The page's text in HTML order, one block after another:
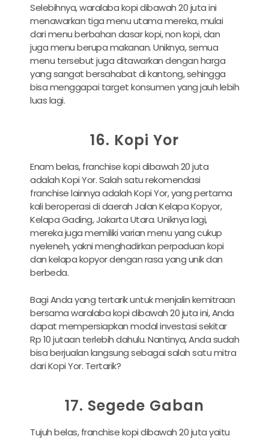
Selebihnya, waralaba kopi dibawah 20 juta ini
menawarkan tiga menu utama mereka, mulai
dari menu berbahan dasar kopi, non kopi, dan
juga menu berupa makanan. Uniknya, semua
menu tersebut juga ditawarkan dengan harga
yang sangat bersahabat di kantong, sehingga
bisa menggapai target konsumen yang jauh lebih
luas lagi.
16. Kopi Yor
Enam belas, franchise kopi dibawah 20 juta
adalah Kopi Yor. Salah satu rekomendasi
franchise lainnya adalah Kopi Yor, yang pertama
kali beroperasi di daerah Jalan Kelapa Kopyor,
Kelapa Gading, Jakarta Utara. Uniknya lagi,
mereka juga memiliki varian menu yang cukup
nyeleneh, yakni menghadirkan perpaduan kopi
dan kelapa kopyor dengan rasa yang unik dan
berbeda.
Bagi Anda yang tertarik untuk menjalin kemitraan
bersama waralaba kopi dibawah 20 juta ini, Anda
dapat mempersiapkan modal investasi sekitar
Rp 10 jutaan terlebih dahulu. Nantinya, Anda sudah
bisa berjualan langsung sebagai salah satu mitra
dari Kopi Yor. Tertarik?
17. Segede Gaban
Tujuh belas, franchise kopi dibawah 20 juta yaitu